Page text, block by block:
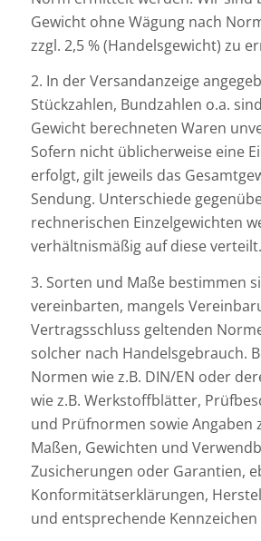
Gewicht ohne Wägung nach
zzgl. 2,5 % (Handelsgewicht) zu
2. In der Versandanzeige
Stückzahlen, Bundzahlen o.a.
Gewicht berechneten Waren
Sofern nicht üblicherweise eine
erfolgt, gilt jeweils das
Sendung. Unterschiede
rechnerischen Einzelgewichten
verhältnismäßig auf diese verteilt.
3. Sorten und Maße bestimmen
vereinbarten, mangels
Vertragsschluss geltenden
solcher nach Handelsgebrauch.
Normen wie z.B. DIN/EN oder
wie z.B. Werkstoffblätter,
und Prüfnormen sowie Angaben
Maßen, Gewichten und
Zusicherungen oder Garantien,
Konformitätserklärungen,
und entsprechende Kennzeichen